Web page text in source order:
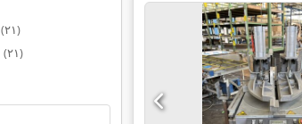
(۲۱)
(۲۱)